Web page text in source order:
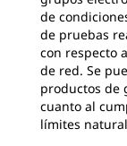
de
de pruebas
con respecto
de red. Se
productos de
cuanto al
límites